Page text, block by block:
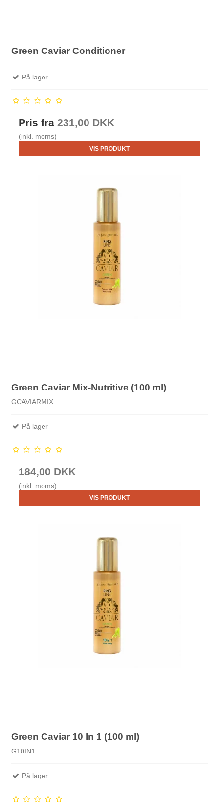
Green Caviar Conditioner
På lager
Pris fra231,00 DKK
(inkl. moms)
VIS PRODUKT
Green Caviar Mix-Nutritive (100 ml)
GCAVIARMIX
På lager
184,00 DKK
(inkl. moms)
VIS PRODUKT
Green Caviar 10 In 1 (100 ml)
G10IN1
På lager